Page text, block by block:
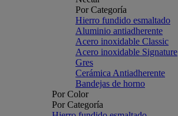
Por Categoría
Hierro fundido esmaltado
Aluminio antiadherente
Acero inoxidable Classic
Acero inoxidable Signature
Gres
Cerámica Antiadherente
Bandejas de horno
Por Color
Por Categoría